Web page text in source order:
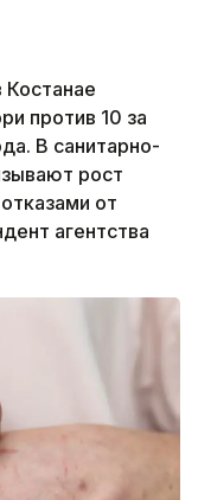
Костанае
против 10 за
В санитарно-
рост
от
агентства